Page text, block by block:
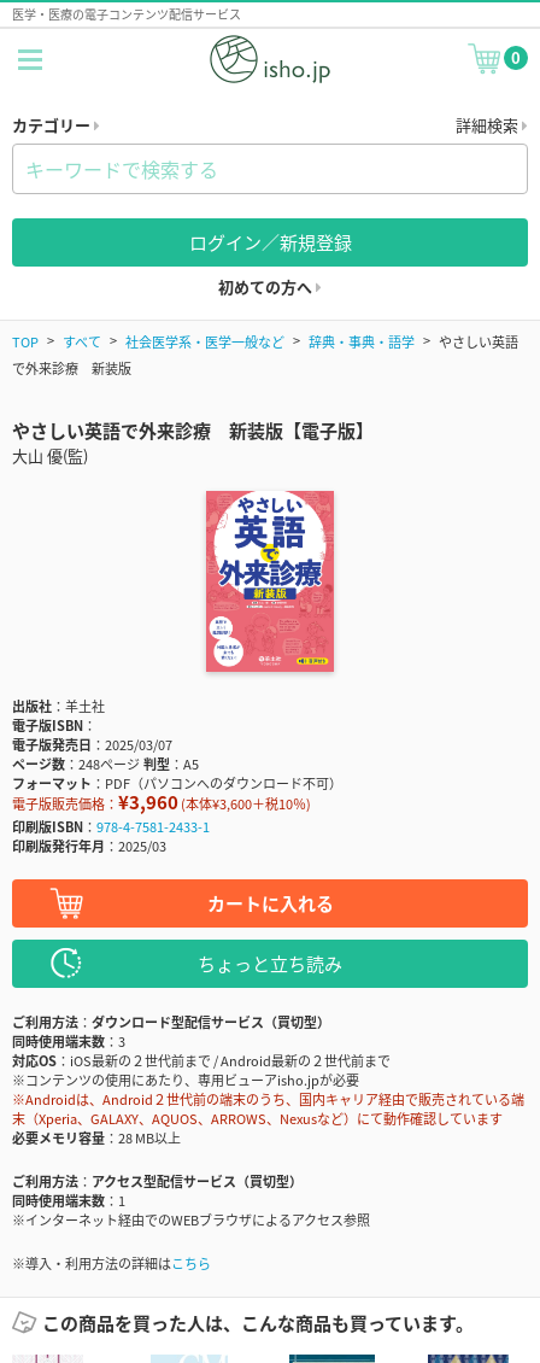
医学・医療の電子コンテンツ配信サービス
0
カテゴリー 詳細検索
ログイン／新規登録
初めての方へ
TOP すべて 社会医学系・医学一般など 辞典・事典・語学
やさしい英語
で外来診療 新装版
やさしい英語で外来診療 新装版【電子版】
大山 優(監)
出版社
羊土社
電子版ISBN
電子版発売日
2025/03/07
ページ数
248ページ判型
A5
フォーマット
PDF（パソコンへのダウンロード不可）
電子版販売価格： ¥3,960(本体¥3,600＋税10％)
印刷版ISBN
978-4-7581-2433-1
印刷版発行年月
2025/03
カートに入れる
ちょっと立ち読み
ご利用方法
ダウンロード型配信サービス（買切型）
同時使用端末数
3
対応OS
iOS最新の２世代前まで / Android最新の２世代前まで
※コンテンツの使用にあたり、専用ビューアisho.jpが必要
※Androidは、Android２世代前の端末のうち、国内キャリア経由で販売されている端
末（Xperia、GALAXY、AQUOS、ARROWS、Nexusなど）にて動作確認しています
必要メモリ容量
28 MB以上
ご利用方法
アクセス型配信サービス（買切型）
同時使用端末数
1
※インターネット経由でのWEBブラウザによるアクセス参照
※導入・利用方法の詳細はこちら
この商品を買った人は、こんな商品も買っています。